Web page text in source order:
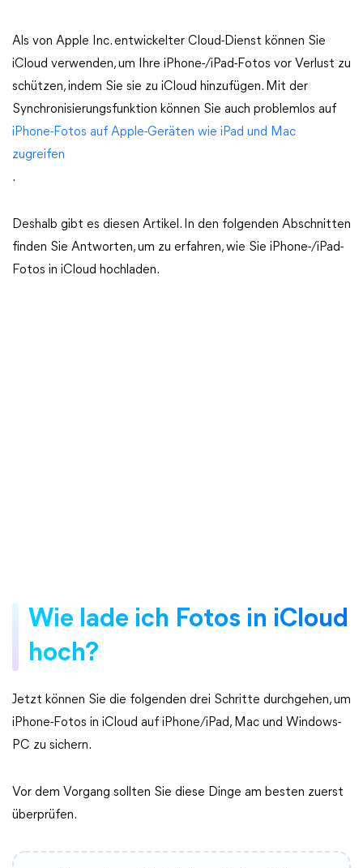
Als von Apple Inc. entwickelter Cloud-Dienst können Sie
iCloud verwenden, um Ihre iPhone-/iPad-Fotos vor Verlust zu
schützen, indem Sie sie zu iCloud hinzufügen. Mit der
Synchronisierungsfunktion können Sie auch problemlos auf
iPhone-Fotos auf Apple-Geräten wie iPad und Mac
zugreifen
.
Deshalb gibt es diesen Artikel. In den folgenden Abschnitten
finden Sie Antworten, um zu erfahren, wie Sie iPhone-/iPad-
Fotos in iCloud hochladen.
Wie lade ich Fotos in iCloud
hoch?
Jetzt können Sie die folgenden drei Schritte durchgehen, um
iPhone-Fotos in iCloud auf iPhone/iPad, Mac und Windows-
PC zu sichern.
Vor dem Vorgang sollten Sie diese Dinge am besten zuerst
überprüfen.